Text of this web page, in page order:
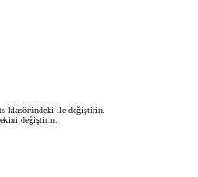
klasöründeki ile değiştirin.
değiştirin.